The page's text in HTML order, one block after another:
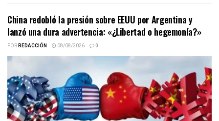
China redobló la presión sobre EEUU por Argentina y
lanzó una dura advertencia: «¿Libertad o hegemonía?»
PORREDACCIÓN 08/08/2026 0